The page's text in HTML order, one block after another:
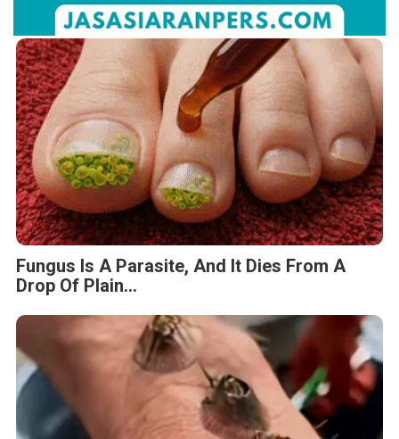
Fungus Is A Parasite, And It Dies From A
Drop Of Plain...